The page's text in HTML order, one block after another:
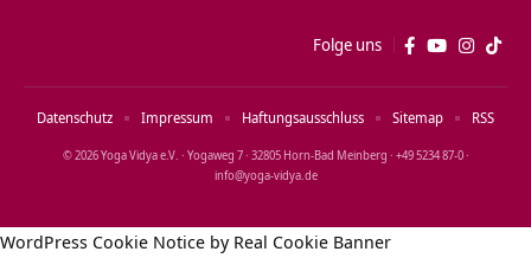
Folge uns
© 2026 Yoga Vidya e.V. · Yogaweg 7 · 32805 Horn‑Bad Meinberg · +49 5234 87‑0 ·
info@yoga‑vidya.de
Datenschutz Impressum Haftungsausschluss Sitemap RSS
WordPress Cookie Notice by Real Cookie Banner